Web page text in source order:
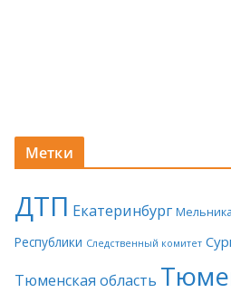
Метки
ДТП Екатеринбург
Республики Следственный комитет
Тюменская область